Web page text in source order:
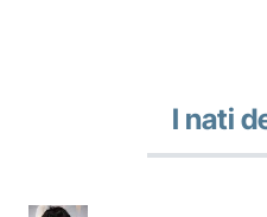
I nati